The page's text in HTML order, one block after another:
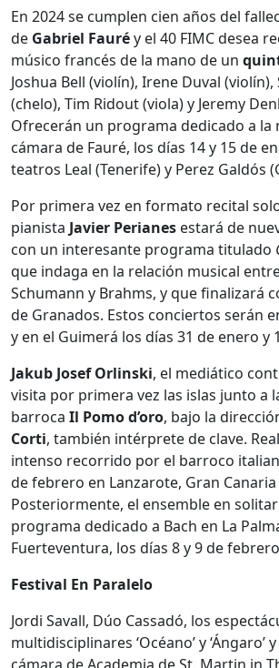
En 2024 se cumplen cien años del
de Gabriel Fauréy el 40 FIMC desea
músico francés de la mano de un
Joshua Bell (violín), Irene Duval
(chelo), Tim Ridout (viola) y Jeremy
Ofrecerán un programa dedicado a la
cámara de Fauré, los días 14 y 15 de
teatros Leal (Tenerife) y Perez Galdós
Por primera vez en formato recital
pianista Javier Perianes estará de
con un interesante programa titulado
que indaga en la relación musical
Schumann y Brahms, y que finalizará
de Granados. Estos conciertos serán
y en el Guimerá los días 31 de enero y
Jakub Josef Orlinski, el mediático
visita por primera vez las islas junto a
barroca Il Pomo d’oro, bajo la
Corti, también intérprete de clave.
intenso recorrido por el barroco
de febrero en Lanzarote, Gran Canaria
Posteriormente, el ensemble en
programa dedicado a Bach en La
Fuerteventura, los días 8 y 9 de
Festival En Paralelo
Jordi Savall, Dúo Cassadó, los
multidisciplinares ‘Océano’ y ‘Ángaro’